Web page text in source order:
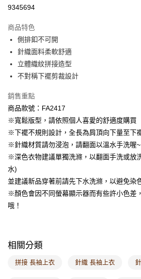
萊爾富取貨付款
付款後萊爾富取貨
每筆NT$60，滿NT$1,000(含以上)免運費
7-11取貨付款
每筆NT$60，滿NT$1,000(含以上)免運費
付款後7-11取貨
每筆NT$60，滿NT$1,000(含以上)免運費
宅配
每筆NT$120，滿NT$1,000(含以上)免運費
付款後門市自取
每筆NT$60，滿NT$1,000(含以上)免運費
海外配送-港/澳/新/馬/泰國專屬
海外配送-其他亞洲地區
9345694
商品特色
側排釦不可開
針織面料柔軟舒適
立體織紋拼接造型
不對稱下襬剪裁設計
銷售重點
商品款號：FA2417
※寬鬆版型，請依照個人喜愛的舒適度購買
※下襬不規則設計，全長為肩頂向下量至下
※針織材質請勿浸泡，請翻面以溫水手洗喔~
※深色衣物建議單獨洗滌，以翻面手洗或放
水)
並建議新品穿著前請先下水洗滌，以避免染
※顏色會因不同螢幕顯示器而有些許小色差
哦！
相關分類
拼接 長袖上衣 針織 長袖上衣